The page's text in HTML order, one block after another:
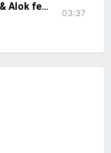
Armin Van Buuren & Vini Vici & Alok feat. Zafrir
03:37